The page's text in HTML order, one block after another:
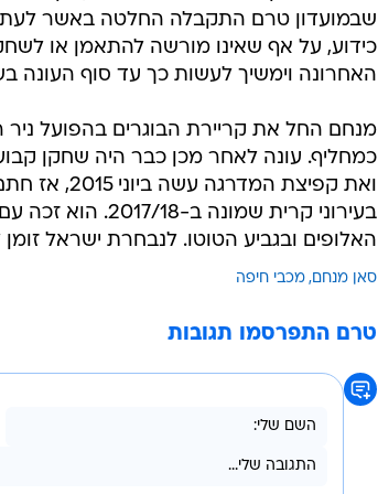
שבמועדון טרם התקבלה החלטה באשר
כידוע, על אף שאינו מורשה להתאמן או
האחרונה וימשיך לעשות כך עד סוף העונה
כמחליף. עונה לאחר מכן כבר היה שחקן
ואת קפיצת
בעירוני קרית
האלופים ובגביע הטוטו. לנבחרת ישראל זומן לראשונה על
סאן מנחם מכבי חיפה
טרם התפרסמו תגובות